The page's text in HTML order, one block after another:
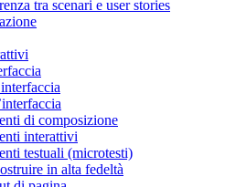
tra scenari e user stories
di composizione
interattivi
testuali (microtesti)
in alta fedeltà